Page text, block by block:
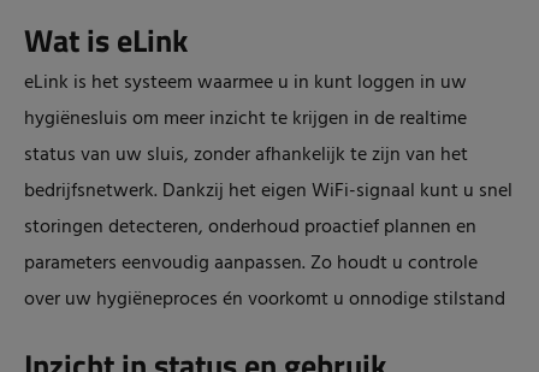
Wat is eLink
eLink is het systeem waarmee u in kunt loggen in uw
hygiënesluis om meer inzicht te krijgen in de realtime
status van uw sluis, zonder afhankelijk te zijn van het
bedrijfsnetwerk. Dankzij het eigen WiFi-signaal kunt u snel
storingen detecteren, onderhoud proactief plannen en
parameters eenvoudig aanpassen. Zo houdt u controle
over uw hygiëneproces én voorkomt u onnodige stilstand